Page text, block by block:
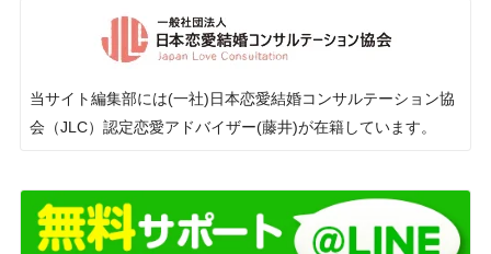
当サイト編集部には(一社)日本恋愛結婚コンサルテーション協
会（JLC）認定恋愛アドバイザー(藤井)が在籍しています。